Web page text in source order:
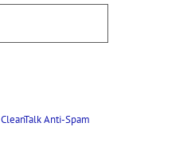
CleanTalk Anti-Spam